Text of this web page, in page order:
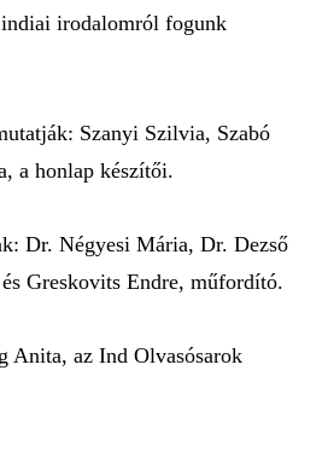
irodalomról fogunk
Szanyi Szilvia, Szabó
a honlap készítői.
Dr. Négyesi Mária, Dr. Dezső
Greskovits Endre, műfordító.
Anita, az Ind Olvasósarok